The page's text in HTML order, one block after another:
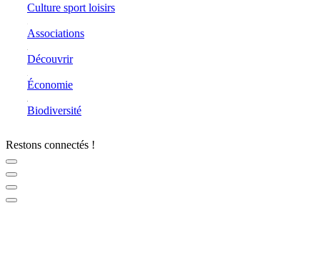
Culture sport loisirs
Associations
Découvrir
Économie
Biodiversité
Restons connectés !